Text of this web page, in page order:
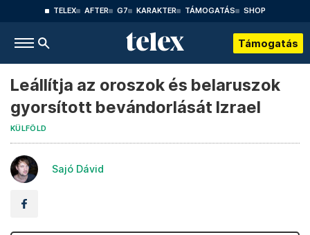
TELEX AFTER G7 KARAKTER TÁMOGATÁS SHOP
Támogatás
Leállítja az oroszok és belaruszok
gyorsított bevándorlását Izrael
KÜLFÖLD
Sajó Dávid